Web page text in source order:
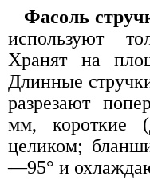
Фасоль
используют
Хранят на
Длинные
разрезают
мм, короткие
целиком;
—95° и